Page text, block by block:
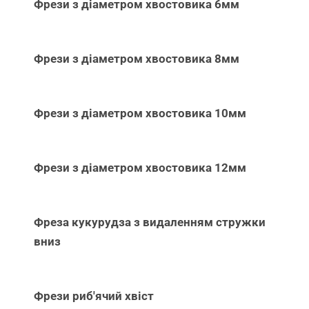
Фрези з діаметром хвостовика 6мм
Фрези з діаметром хвостовика 8мм
Фрези з діаметром хвостовика 10мм
Фрези з діаметром хвостовика 12мм
Фреза кукурудза з видаленням стружки
вниз
Фрези риб'ячий хвіст